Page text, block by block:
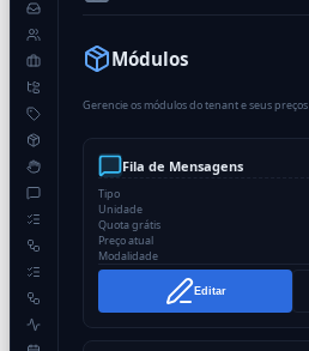
Módulos
Gerencie os módulos do tenant e seus
Fila de Mensagens
Tipo
Unidade
Quota grátis
Preço atual
Modalidade
Editar